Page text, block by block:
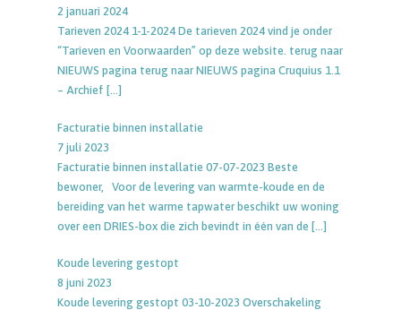
2 januari 2024
Tarieven 2024 1-1-2024 De tarieven 2024 vind je onder
“Tarieven en Voorwaarden” op deze website. terug naar
NIEUWS pagina terug naar NIEUWS pagina Cruquius 1.1
– Archief […]
Facturatie binnen installatie
7 juli 2023
Facturatie binnen installatie 07-07-2023 Beste
bewoner, Voor de levering van warmte-koude en de
bereiding van het warme tapwater beschikt uw woning
over een DRIES-box die zich bevindt in één van de […]
Koude levering gestopt
8 juni 2023
Koude levering gestopt 03-10-2023 Overschakeling